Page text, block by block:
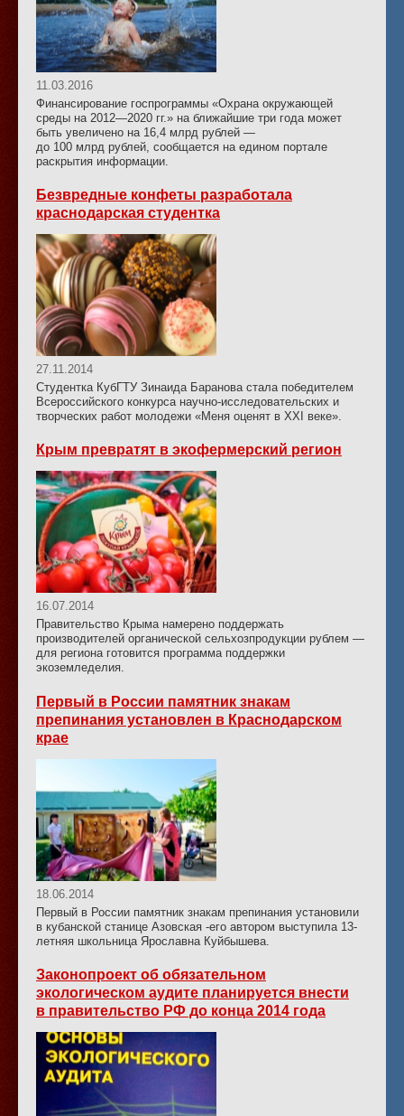
11.03.2016
Финансирование госпрограммы «Охрана окружающей
среды на 2012—2020 гг.» на ближайшие три года может
быть увеличено на 16,4 млрд рублей —
до 100 млрд рублей, сообщается на едином портале
раскрытия информации.
Безвредные конфеты разработала
краснодарская студентка
27.11.2014
Студентка КубГТУ Зинаида Баранова стала победителем
Всероссийского конкурса научно-исследовательских и
творческих работ молодежи «Меня оценят в ХХI веке».
Крым превратят в экофермерский регион
16.07.2014
Правительство Крыма намерено поддержать
производителей органической сельхозпродукции рублем —
для региона готовится программа поддержки
экоземледелия.
Первый в России памятник знакам
препинания установлен в Краснодарском
крае
18.06.2014
Первый в России памятник знакам препинания установили
в кубанской станице Азовская -его автором выступила 13-
летняя школьница Ярославна Куйбышева.
Законопроект об обязательном
экологическом аудите планируется внести
в правительство РФ до конца 2014 года